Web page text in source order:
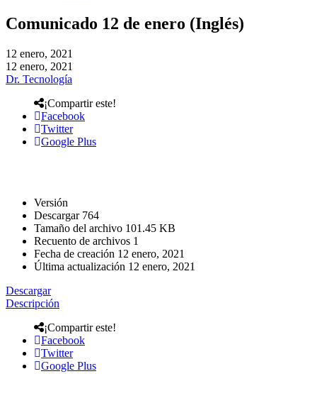
Comunicado 12 de enero (Inglés)
12 enero, 2021
12 enero, 2021
Dr. Tecnología
¡Compartir este!
Facebook
Twitter
Google Plus
Versión
Descargar 764
Tamaño del archivo 101.45 KB
Recuento de archivos 1
Fecha de creación 12 enero, 2021
Última actualización 12 enero, 2021
Descargar
Descripción
¡Compartir este!
Facebook
Twitter
Google Plus